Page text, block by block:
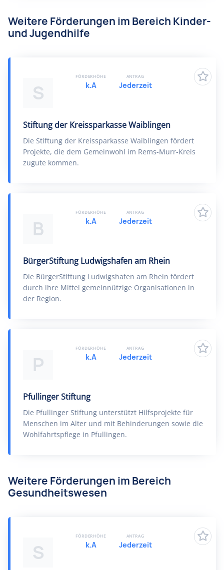
Weitere Förderungen im Bereich Kinder-
und Jugendhilfe
S
Stiftung der Kreissparkasse Waiblingen
Die Stiftung der Kreissparkasse Waiblingen fördert
Projekte, die dem Gemeinwohl im Rems-Murr-Kreis
zugute kommen.
FÖRDERHÖHE
k.A
ANTRAG
Jederzeit
B
BürgerStiftung Ludwigshafen am Rhein
Die BürgerStiftung Ludwigshafen am Rhein fördert
durch ihre Mittel gemeinnützige Organisationen in
der Region.
FÖRDERHÖHE
k.A
ANTRAG
Jederzeit
P
Pfullinger Stiftung
Die Pfullinger Stiftung unterstützt Hilfsprojekte für
Menschen im Alter und mit Behinderungen sowie die
Wohlfahrtspflege in Pfullingen.
FÖRDERHÖHE
k.A
ANTRAG
Jederzeit
Weitere Förderungen im Bereich
Gesundheitswesen
S
FÖRDERHÖHE
k.A
ANTRAG
Jederzeit